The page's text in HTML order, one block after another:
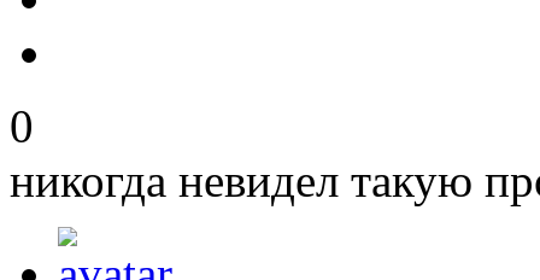
0
никогда невидел такую